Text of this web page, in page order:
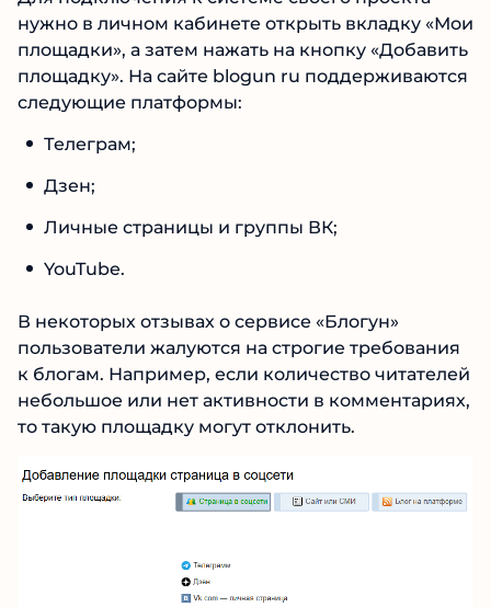
Для подключения к системе своего проекта
нужно в личном кабинете открыть вкладку
«Мои площадки», а затем нажать на кнопку
«Добавить площадку». На сайте blogun ru
поддерживаются следующие платформы:
Телеграм;
Дзен;
Личные страницы и группы ВК;
В некоторых отзывах о сервисе «Блогун»
пользователи жалуются на строгие
требования к блогам. Например, если
активности в комментариях, то такую
площадку могут отклонить.